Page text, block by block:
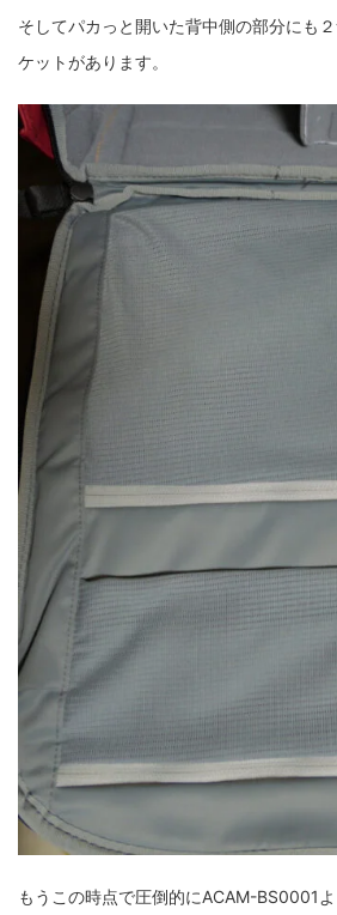
そしてパカっと開いた背中側の部分にも
ケットがあります。
もうこの時点で圧倒的にACAM-BS0001